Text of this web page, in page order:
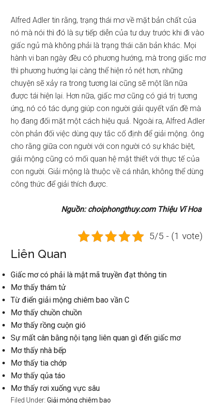
Alfred Adler tin rằng, trạng thái mơ về mặt bản chất của
nó mà nói thì đó là sự tiếp diễn của tư duy trước khi đi vào
giấc ngủ mà không phải là trạng thái căn bản khác. Mọi
hành vi ban ngày đều có phương hướng, mà trong giấc mơ
thì phương hướng lại càng thể hiện rỏ nét hơn, những
chuyện sẽ xảy ra trong tương lai cũng sẽ một lần nữa
được tái hiện lại. Hơn nữa, giấc mơ cũng có giá trị tương
ứng, nó có tác dụng giúp con người giải quyết vấn đề mà
họ đang đối mặt một cách hiệu quả. Ngoài ra, Alfred Adler
còn phản đối việc dùng quy tắc cố định để giải mộng. ông
cho rằng giữa con người với con người có sự khác biệt,
giải mộng cũng có mối quan hệ mật thiết với thực tế của
con người. Giải mộng là thuộc về cá nhân, không thể dùng
công thức để giải thích được.
Nguồn: choiphongthuy.com Thiệu Vĩ Hoa
5/5 - (1 vote)
Liên Quan
Giấc mơ có phải là mật mã truyền đạt thông tin
Mơ thấy thám tử
Từ điển giải mộng chiêm bao vần C
Mơ thấy chuồn chuồn
Mơ thấy rồng cuộn gió
Sự mất cân bằng nội tạng liên quan gì đến giấc mơ
Mơ thấy nhà bếp
Mơ thấy tia chớp
Mơ thấy qủa táo
Mơ thấy rơi xuống vực sâu
Filed Under:Giải mộng chiêm bao